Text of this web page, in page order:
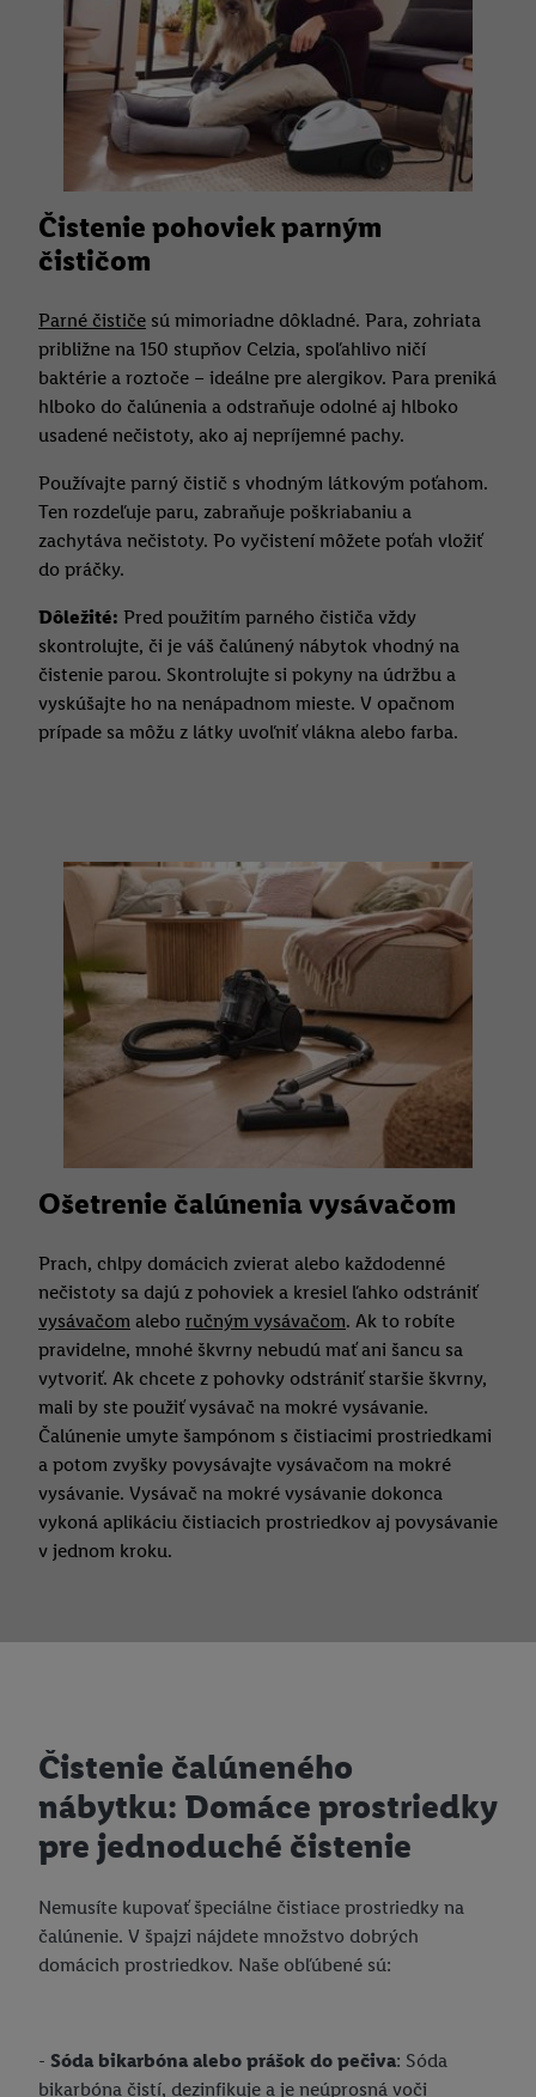
Čistenie pohoviek parným
čističom
Parné čističe sú mimoriadne dôkladné. Para, zohriata
približne na 150 stupňov Celzia, spoľahlivo ničí
baktérie a roztoče – ideálne pre alergikov. Para preniká
hlboko do čalúnenia a odstraňuje odolné aj hlboko
usadené nečistoty, ako aj nepríjemné pachy.
Používajte parný čistič s vhodným látkovým poťahom.
Ten rozdeľuje paru, zabraňuje poškriabaniu a
zachytáva nečistoty. Po vyčistení môžete poťah vložiť
do práčky.
Dôležité: Pred použitím parného čističa vždy
skontrolujte, či je váš čalúnený nábytok vhodný na
čistenie parou. Skontrolujte si pokyny na údržbu a
vyskúšajte ho na nenápadnom mieste. V opačnom
prípade sa môžu z látky uvoľniť vlákna alebo farba.
Ošetrenie čalúnenia vysávačom
Prach, chlpy domácich zvierat alebo každodenné
nečistoty sa dajú z pohoviek a kresiel ľahko odstrániť
vysávačom alebo ručným vysávačom. Ak to robíte
pravidelne, mnohé škvrny nebudú mať ani šancu sa
vytvoriť. Ak chcete z pohovky odstrániť staršie škvrny,
mali by ste použiť vysávač na mokré vysávanie.
Čalúnenie umyte šampónom s čistiacimi prostriedkami
a potom zvyšky povysávajte vysávačom na mokré
vysávanie. Vysávač na mokré vysávanie dokonca
vykoná aplikáciu čistiacich prostriedkov aj povysávanie
v jednom kroku.
Čistenie čalúneného
nábytku: Domáce prostriedky
pre jednoduché čistenie
Nemusíte kupovať špeciálne čistiace prostriedky na
čalúnenie. V špajzi nájdete množstvo dobrých
domácich prostriedkov. Naše obľúbené sú:
- Sóda bikarbóna alebo prášok do pečiva: Sóda
bikarbóna čistí, dezinfikuje a je neúprosná voči